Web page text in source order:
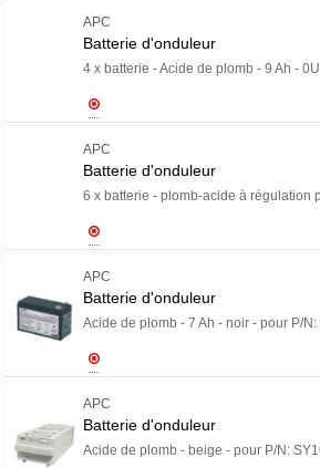
APC
Batterie d'onduleur
4 x batterie - Acide de plomb - 9 Ah - 0U
APC
Batterie d'onduleur
APC
Batterie d'onduleur
APC
Batterie d'onduleur